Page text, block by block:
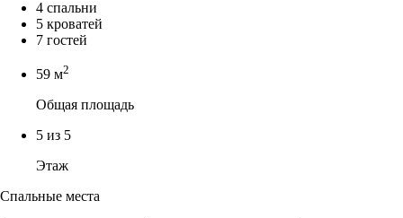
4 спальни
5 кроватей
7 гостей
59 м2
Общая площадь
5 из 5
Этаж
Спальные места